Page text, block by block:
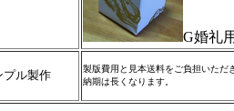
G婚礼
プル製作
製版費用と見本送料をご負担いただ
納期は長くなります。